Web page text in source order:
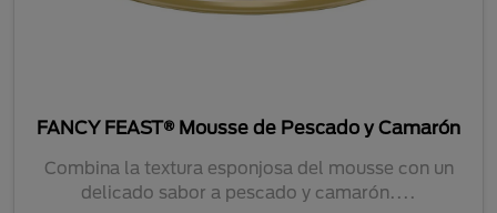
FANCY FEAST® Mousse de Pescado y Camarón
Combina la textura esponjosa del mousse con un
delicado sabor a pescado y camarón....